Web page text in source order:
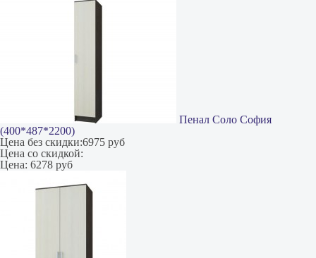
Пенал Соло София
(400*487*2200)
Цена без скидки:6975 руб
Цена со скидкой:
Цена: 6278 руб